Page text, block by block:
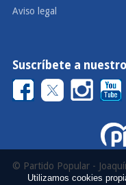
Aviso legal
Suscríbete a
© Partido Popular -
Utilizamos cookies